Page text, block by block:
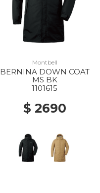
Montbell
BERNINA DOWN COAT
MS BK
1101615
$ 2690